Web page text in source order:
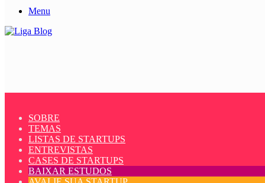
Menu
SOBRE
TEMAS
LISTAS DE STARTUPS
ENTREVISTAS
CASES DE STARTUPS
BAIXAR ESTUDOS